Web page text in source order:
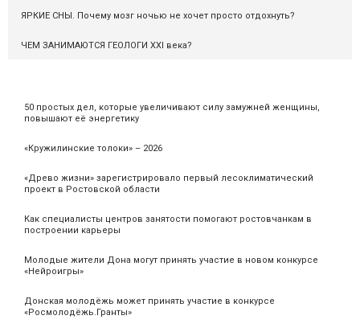
50 простых дел, которые увеличивают силу замужней женщины,
повышают её энергетику
«Кружилинские толоки» – 2026
«Древо жизни» зарегистрировало первый лесоклиматический
проект в Ростовской области
Как специалисты центров занятости помогают ростовчанкам в
построении карьеры
Молодые жители Дона могут принять участие в новом конкурсе
«Нейроигры»
Донская молодёжь может принять участие в конкурсе
«Росмолодёжь.Гранты»
ЯРКИЕ СНЫ. Почему мозг ночью не хочет просто отдохнуть?
ЧЕМ ЗАНИМАЮТСЯ ГЕОЛОГИ XXI века?